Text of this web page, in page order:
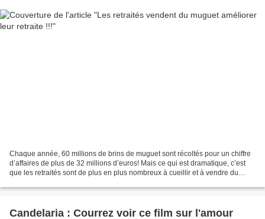
Chaque année, 60 millions de brins de muguet sont récoltés pour un chiffre
d’affaires de plus de 32 millions d’euros! Mais ce qui est dramatique, c’est
que les retraités sont de plus en plus nombreux à cueillir et à vendre du
Candelaria : Courrez voir ce film sur l'amour